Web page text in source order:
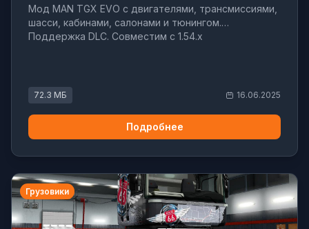
Мод MAN TGX EVO с двигателями, трансмиссиями,
шасси, кабинами, салонами и тюнингом.
Поддержка DLC. Совместим с 1.54.x
72.3 МБ 16.06.2025
Подробнее
Грузовики